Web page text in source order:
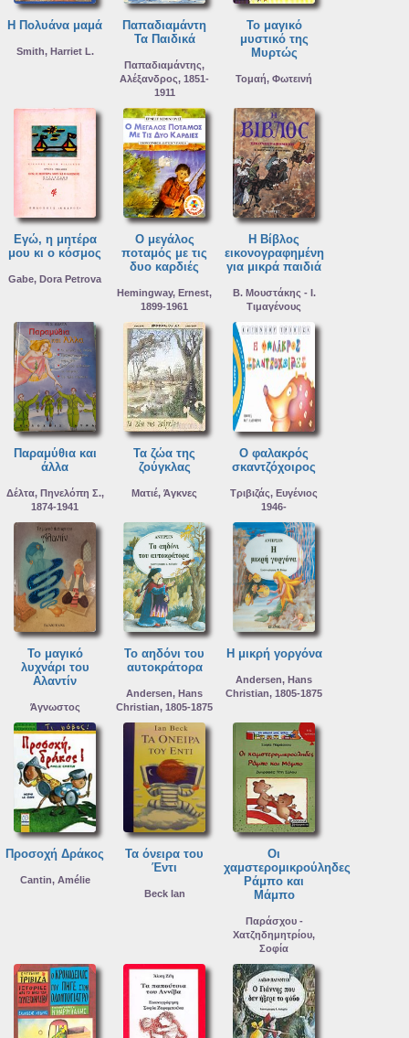
Η Πολυάνα μαμά
Smith, Harriet L.
Παπαδιαμάντη
Τα Παιδικά
Παπαδιαμάντης,
Αλέξανδρος, 1851-
1911
Το μαγικό
μυστικό της
Μυρτώς
Τομαή, Φωτεινή
Εγώ, η μητέρα
μου κι ο κόσμος
Gabe, Dora Petrova
Ο μεγάλος
ποταμός με τις
δυο καρδιές
Hemingway, Ernest,
1899-1961
Η Βίβλος
εικονογραφημένη
για μικρά παιδιά
Β. Μουστάκης - Ι.
Τιμαγένους
Παραμύθια και
άλλα
Δέλτα, Πηνελόπη Σ.,
1874-1941
Τα ζώα της
ζούγκλας
Ματιέ, Άγκνες
Ο φαλακρός
σκαντζόχοιρος
Τριβιζάς, Ευγένιος
1946-
Το μαγικό
λυχνάρι του
Αλαντίν
Άγνωστος
Το αηδόνι του
αυτοκράτορα
Andersen, Hans
Christian, 1805-1875
Η μικρή γοργόνα
Andersen, Hans
Christian, 1805-1875
Προσοχή Δράκος
Cantin, Amélie
Τα όνειρα του
Έντι
Beck Ian
Οι
χαμστερομικρούληδες
Ράμπο και
Μάμπο
Παράσχου -
Χατζηδημητρίου,
Σοφία